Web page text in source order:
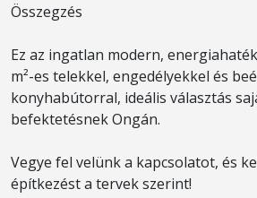
Összegzés
Ez az ingatlan modern,
m²-es telekkel, engedélyekkel és
konyhabútorral, ideális választás
befektetésnek Ongán.
Vegye fel velünk a kapcsolatot, és
építkezést a tervek szerint!